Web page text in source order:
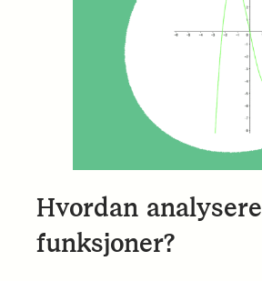
Hvordan analysere
funksjoner?